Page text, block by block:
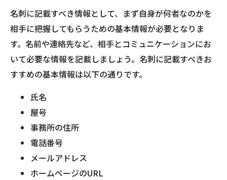
名刺に記載すべき情報として、まず自身が何者なのかを
相手に把握してもらうための基本情報が必要となりま
す。名前や連絡先など、相手とコミュニケーションにお
いて必要な情報を記載しましょう。名刺に記載すべきお
すすめの基本情報は以下の通りです。
氏名
屋号
事務所の住所
電話番号
メールアドレス
ホームページのURL